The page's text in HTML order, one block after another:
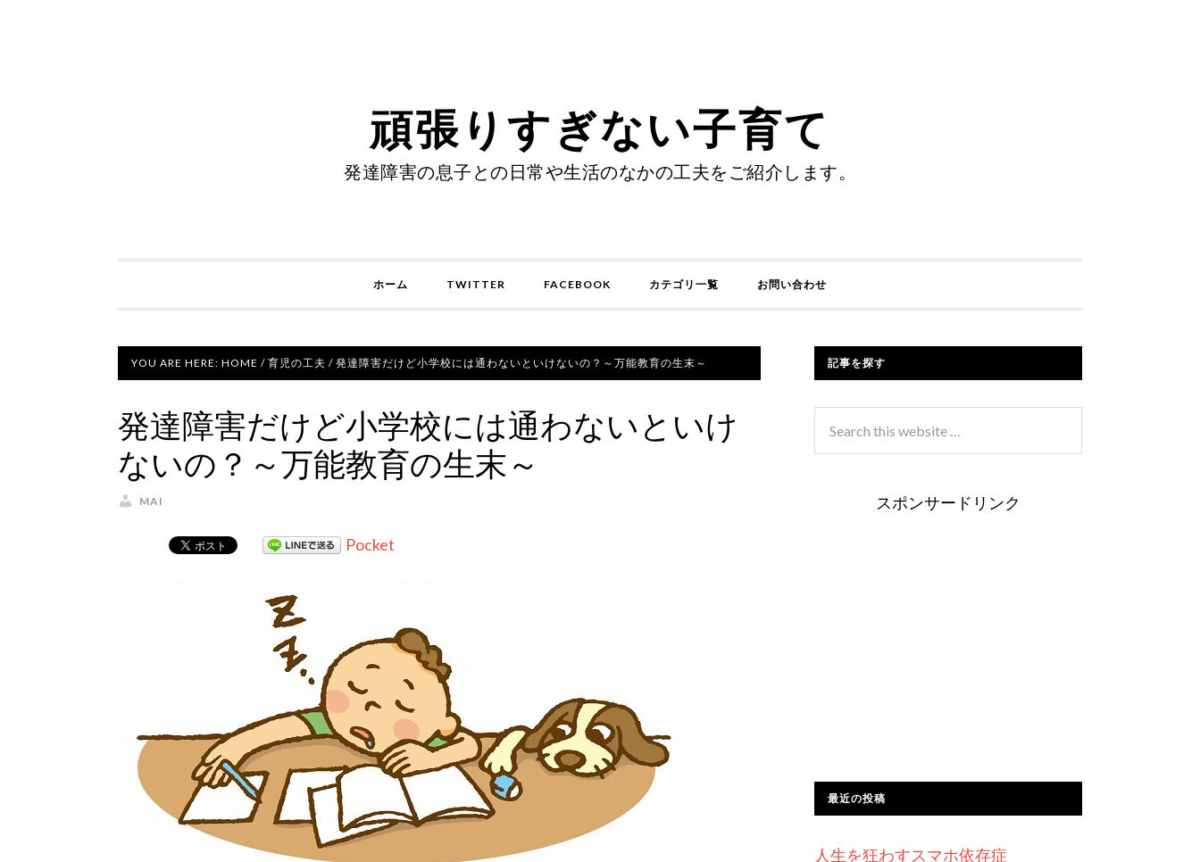
頑張りすぎない子育て
発達障害の息子との日常や生活のなかの工夫をご紹介します。
ホーム TWITTER FACEBOOK カテゴリ一覧 お問い合わせ
YOU ARE HERE: HOME / 育児の工夫 / 発達障害だけど小学校には通わないといけないの？～万能教育の生末～
発達障害だけど小学校には通わないといけ
ないの？～万能教育の生末～
MAI
Pocket
記事を探す
スポンサードリンク
最近の投稿
人生を狂わすスマホ依存症